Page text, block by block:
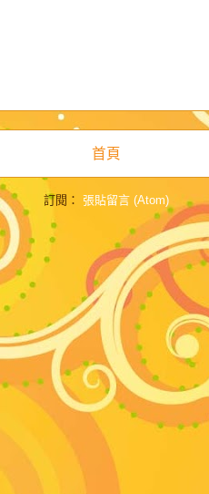
首頁
訂閱： 張貼留言 (Atom)